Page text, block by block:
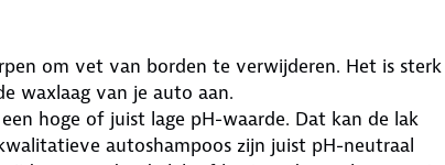
om vet van borden te verwijderen. Het is sterk
waxlaag van je auto aan.
hoge of juist lage pH-waarde. Dat kan de lak
autoshampoos zijn juist pH-neutraal